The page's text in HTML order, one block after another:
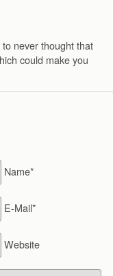
to never thought that
could make you
Name*
E-Mail*
Website